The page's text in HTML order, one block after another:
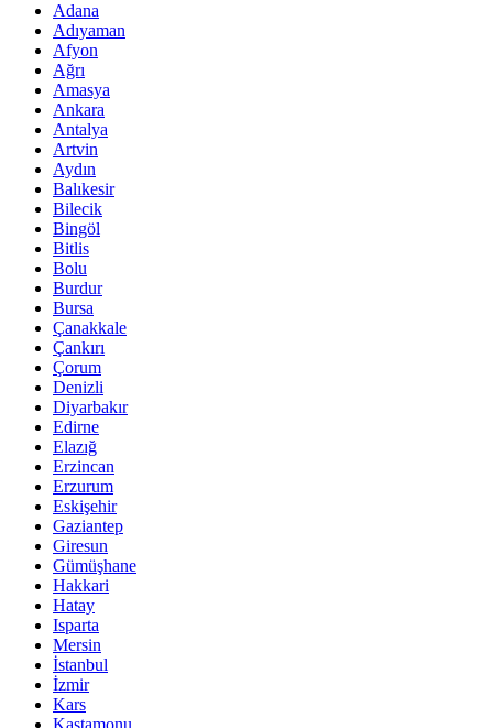
Adana
Adıyaman
Afyon
Ağrı
Amasya
Ankara
Antalya
Artvin
Aydın
Balıkesir
Bilecik
Bingöl
Bitlis
Bolu
Burdur
Bursa
Çanakkale
Çankırı
Çorum
Denizli
Diyarbakır
Edirne
Elazığ
Erzincan
Erzurum
Eskişehir
Gaziantep
Giresun
Gümüşhane
Hakkari
Hatay
Isparta
Mersin
İstanbul
İzmir
Kars